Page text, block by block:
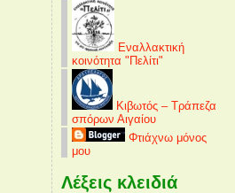
Εναλλακτική
κοινότητα "Πελίτι"
Κιβωτός – Τράπεζα
σπόρων Αιγαίου
Φτιάχνω μόνος
μου
Λέξεις κλειδιά